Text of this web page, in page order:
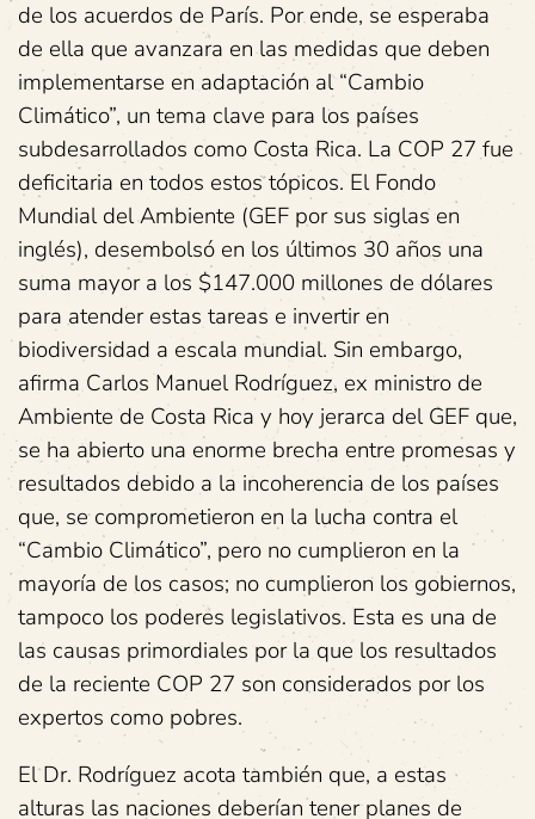
de los acuerdos de París. Por ende, se esperaba
de ella que avanzara en las medidas que deben
implementarse en adaptación al “Cambio
Climático”, un tema clave para los países
subdesarrollados como Costa Rica. La COP 27 fue
deficitaria en todos estos tópicos. El Fondo
Mundial del Ambiente (GEF por sus siglas en
inglés), desembolsó en los últimos 30 años una
suma mayor a los $147.000 millones de dólares
para atender estas tareas e invertir en
biodiversidad a escala mundial. Sin embargo,
afirma Carlos Manuel Rodríguez, ex ministro de
Ambiente de Costa Rica y hoy jerarca del GEF que,
se ha abierto una enorme brecha entre promesas y
resultados debido a la incoherencia de los países
que, se comprometieron en la lucha contra el
“Cambio Climático”, pero no cumplieron en la
mayoría de los casos; no cumplieron los gobiernos,
tampoco los poderes legislativos. Esta es una de
las causas primordiales por la que los resultados
de la reciente COP 27 son considerados por los
expertos como pobres.
El Dr. Rodríguez acota también que, a estas
alturas las naciones deberían tener planes de